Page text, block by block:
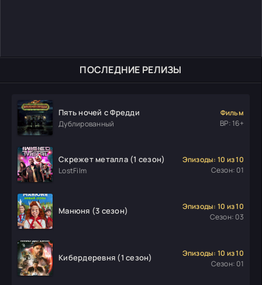
ПОСЛЕДНИЕ РЕЛИЗЫ
Пять ночей с Фредди
Дублированный
Фильм
ВР: 16+
Скрежет металла (1 сезон)
LostFilm
Эпизоды: 10 из 10
Сезон: 01
Манюня (3 сезон)
Эпизоды: 10 из 10
Сезон: 03
Кибердеревня (1 сезон)
Эпизоды: 10 из 10
Сезон: 01